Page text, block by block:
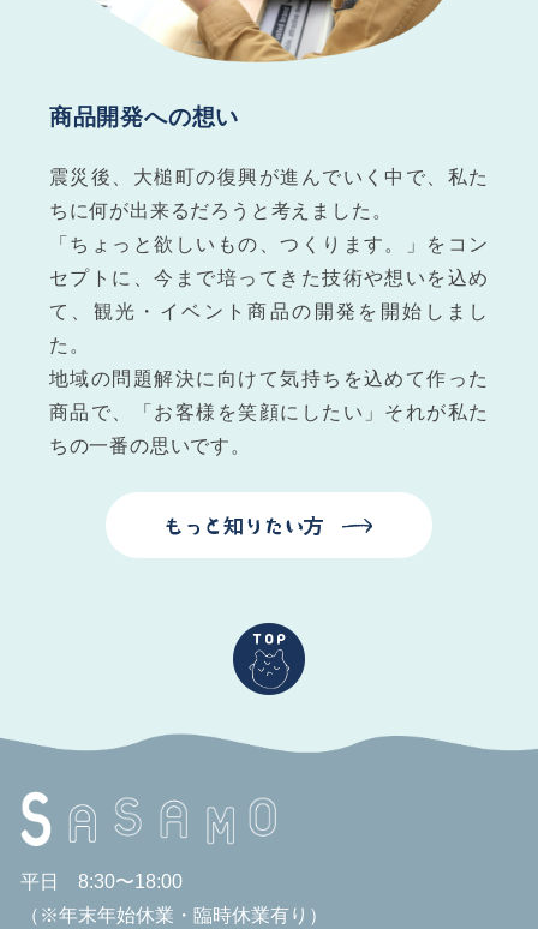
商品開発への想い
震災後、大槌町の復興が進んでいく中で、私た
ちに何が出来るだろうと考えました。
「ちょっと欲しいもの、つくります。」をコン
セプトに、今まで培ってきた技術や想いを込め
て、観光・イベント商品の開発を開始しまし
た。
地域の問題解決に向けて気持ちを込めて作った
商品で、「お客様を笑顔にしたい」それが私た
ちの一番の思いです。
平日 8:30〜18:00
（※年末年始休業・臨時休業有り）